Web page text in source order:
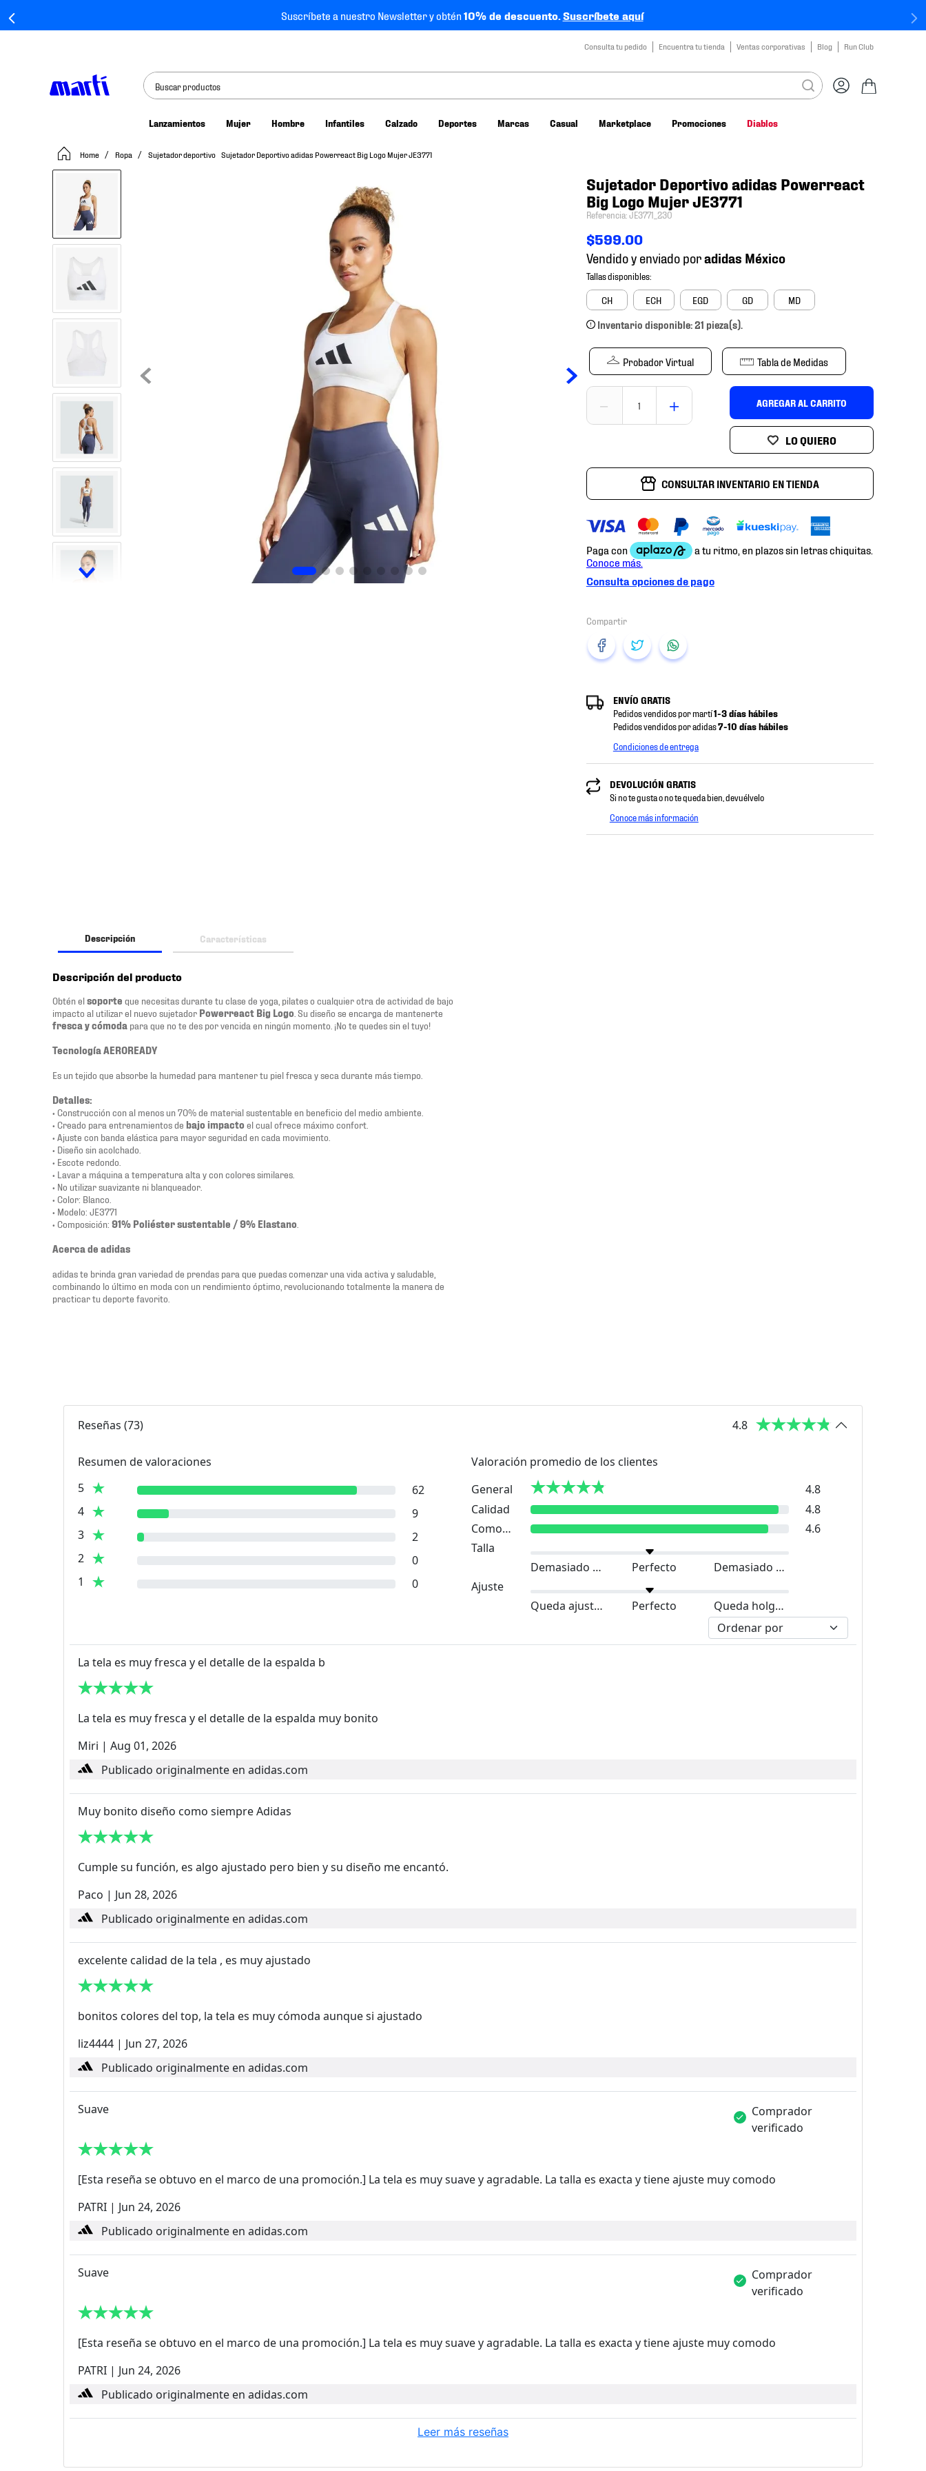
Suscríbete a nuestro Newsletter y obtén10% de descuento.Suscríbete aquí
Consulta tu pedido Encuentra tu tienda Ventas corporativas Blog Run Club
Buscar productos
Lanzamientos Mujer Hombre Infantiles Calzado Deportes Marcas Casual Marketplace Promociones Diablos
Ropa Sujetador deportivo Sujetador Deportivo adidas Powerreact Big Logo Mujer JE3771
Sujetador Deportivo adidas Powerreact
Big Logo Mujer JE3771
Referencia:JE3771_230
$599.00
Vendido y enviado por
CH ECH EGD GD MD
Inventario disponible: 21 pieza(s).
Probador Virtual Tabla de Medidas
＋
－ AGREGAR AL CARRITO
CONSULTAR INVENTARIO EN TIENDA
Consulta opciones de pago
ENVÍO GRATIS
Pedidos vendidos por martí1-3 días hábiles
Pedidos vendidos por adidas7-10 días hábiles
Condiciones de entrega
DEVOLUCIÓN GRATIS
Si no te gusta o no te queda bien, devuélvelo
Conoce más información
Descripción Características
Descripción del producto
Obtén elsoporte que necesitas durante tu clase de yoga, pilates o cualquier otra de actividad de bajo
impacto al utilizar el nuevo sujetador Powerreact Big Logo . Su diseño se encarga de mantenerte
fresca y cómoda para que no te des por vencida en ningún momento. ¡No te quedes sin el tuyo!
Tecnología AEROREADY
Es un tejido que absorbe la humedad para mantener tu piel fresca y seca durante más tiempo.
Detalles:
• Construcción con al menos un 70% de material sustentable en beneficio del medio ambiente.
• Creado para entrenamientos de bajo impacto el cual ofrece máximo confort.
• Ajuste con banda elástica para mayor seguridad en cada movimiento.
• Diseño sin acolchado.
• Escote redondo.
• Lavar a máquina a temperatura alta y con colores similares.
• No utilizar suavizante ni blanqueador.
• Color: Blanco.
• Modelo: JE3771
• Composición: 91% Poliéster sustentable / 9% Elastano
Acerca de adidas
adidas te brinda gran variedad de prendas para que puedas comenzar una vida activa y saludable,
combinando lo último en moda con un rendimiento óptimo, revolucionando totalmente la manera de
practicar tu deporte favorito.
Reseñas (73) 4.8
Resumen de valoraciones
5
62
4
9
3
2
2
0
1
0
Valoración promedio de los clientes
General
4.8
Calidad
4.8
Comodidad
4.6
Talla
Demasiado pequeño
Perfecto
Demasiado grande
Ajuste
Queda ajustado
Perfecto Queda holgado
La tela es muy fresca y el detalle de la espalda b
La tela es muy fresca y el detalle de la espalda muy bonito
Miri | Aug 01, 2026
Publicado originalmente en adidas.com
Muy bonito diseño como siempre Adidas
Cumple su función, es algo ajustado pero bien y su diseño me encantó.
Paco | Jun 28, 2026
Publicado originalmente en adidas.com
excelente calidad de la tela , es muy ajustado
bonitos colores del top, la tela es muy cómoda aunque si ajustado
liz4444 | Jun 27, 2026
Publicado originalmente en adidas.com
Suave
Comprador
verificado
[Esta reseña se obtuvo en el marco de una promoción.] La tela es muy suave y agradable. La talla es exacta y tiene ajuste muy comodo
PATRI | Jun 24, 2026
Publicado originalmente en adidas.com
Suave
Comprador
verificado
[Esta reseña se obtuvo en el marco de una promoción.] La tela es muy suave y agradable. La talla es exacta y tiene ajuste muy comodo
PATRI | Jun 24, 2026
Publicado originalmente en adidas.com
Leer más reseñas
tenis mujer
tenis hombre
tenis futbol
tenis nike